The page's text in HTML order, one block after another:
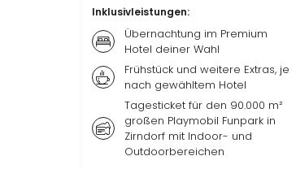
Inklusivleistungen:
Übernachtung im Premium
Hotel deiner Wahl
Frühstück und weitere Extras, je
nach gewähltem Hotel
Tagesticket für den 90.000 m²
großen Playmobil Funpark in
Zirndorf mit Indoor- und
Outdoorbereichen